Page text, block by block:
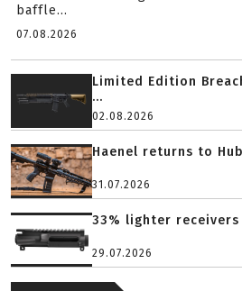
baffle...
07.08.2026
Limited Edition
...
02.08.2026
Haenel returns to
31.07.2026
33% lighter
29.07.2026